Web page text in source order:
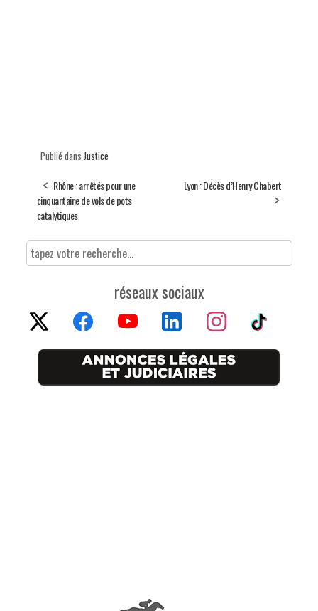
Publié dans Justice
Rhône : arrêtés pour une
cinquantaine de vols de pots
catalytiques
Lyon : Décès d’Henry Chabert
réseaux sociaux